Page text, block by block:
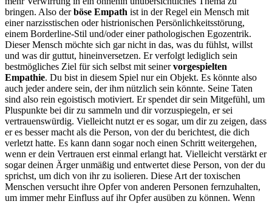
bringen. Also derböse Empath ist in der Regel ein Mensch mit
einer narzisstischen oder histrionischen Persönlichkeitsstörung,
einem Borderline-Stil und/oder einer pathologischen Egozentrik.
Dieser Mensch möchte sich gar nicht in das, was du fühlst, willst
und was dir guttut, hineinversetzen. Er verfolgt lediglich sein
bestmögliches Ziel für sich selbst mit seinervorgespielten
Empathie. Du bist in diesem Spiel nur ein Objekt. Es könnte also
auch jeder andere sein, der ihm nützlich sein könnte. Seine Taten
sind also rein egoistisch motiviert. Er spendet dir sein Mitgefühl, um
Pluspunkte bei dir zu sammeln und dir vorzuspiegeln, er sei
vertrauenswürdig. Vielleicht nutzt er es sogar, um dir zu zeigen, dass
er es besser macht als die Person, von der du berichtest, die dich
verletzt hatte. Es kann dann sogar noch einen Schritt weitergehen,
wenn er dein Vertrauen erst einmal erlangt hat. Vielleicht verstärkt er
sogar deinen Ärger unmäßig und entwertet diese Person, von der du
sprichst, um dich von ihr zu isolieren. Diese Art der toxischen
Menschen versucht ihre Opfer von anderen Personen fernzuhalten,
um immer mehr Einfluss auf ihr Opfer ausüben zu können. Wenn